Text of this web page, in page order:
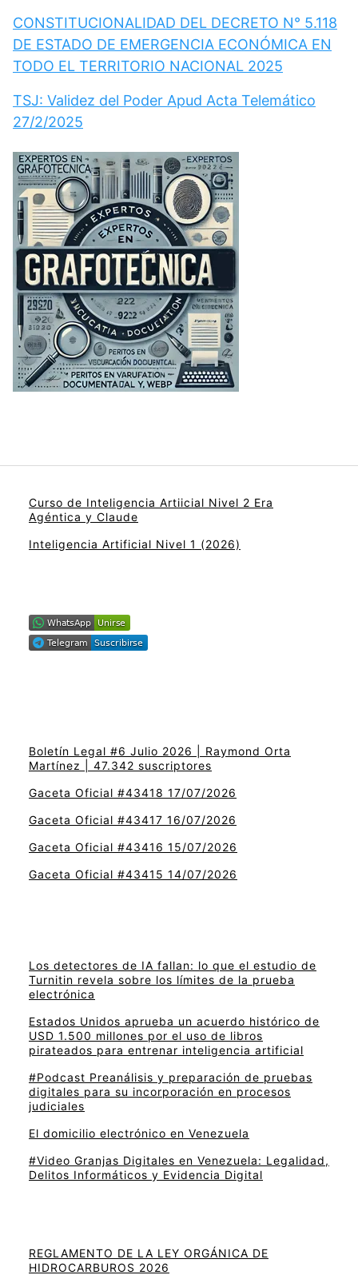
CONSTITUCIONALIDAD DEL DECRETO N° 5.118
DE ESTADO DE EMERGENCIA ECONÓMICA EN
TODO EL TERRITORIO NACIONAL 2025
TSJ: Validez del Poder Apud Acta Telemático
27/2/2025
Curso de Inteligencia Artiicial Nivel 2 Era
Agéntica y Claude
Inteligencia Artificial Nivel 1 (2026)
Boletín Legal #6 Julio 2026 | Raymond Orta
Martínez | 47.342 suscriptores
Gaceta Oficial #43418 17/07/2026
Gaceta Oficial #43417 16/07/2026
Gaceta Oficial #43416 15/07/2026
Gaceta Oficial #43415 14/07/2026
Los detectores de IA fallan: lo que el estudio de
Turnitin revela sobre los límites de la prueba
electrónica
Estados Unidos aprueba un acuerdo histórico de
USD 1.500 millones por el uso de libros
pirateados para entrenar inteligencia artificial
#Podcast Preanálisis y preparación de pruebas
digitales para su incorporación en procesos
judiciales
El domicilio electrónico en Venezuela
#Video Granjas Digitales en Venezuela: Legalidad,
Delitos Informáticos y Evidencia Digital
REGLAMENTO DE LA LEY ORGÁNICA DE
HIDROCARBUROS 2026